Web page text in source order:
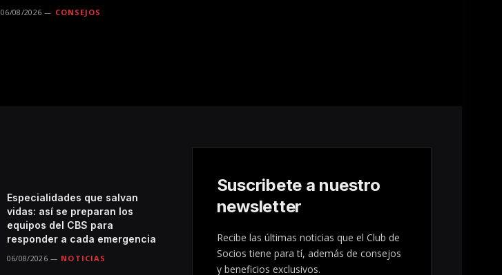
06/08/2026 CONSEJOS
Especialidades que salvan
vidas: así se preparan los
equipos del CBS para
responder a cada emergencia
06/08/2026 NOTICIAS
Suscribete a nuestro
newsletter
Recibe las últimas noticias que el Club de
Socios tiene para tí, además de consejos
y beneficios exclusivos.